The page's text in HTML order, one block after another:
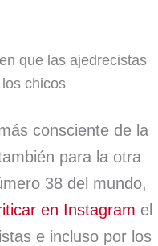
que las ajedrecistas
chicos
consciente de la
para la otra
38 del mundo,
en Instagram el
e incluso por los